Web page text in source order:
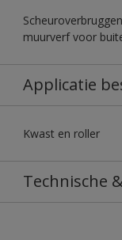
muurverf voor
Applicatie
Kwast en roller
Technische